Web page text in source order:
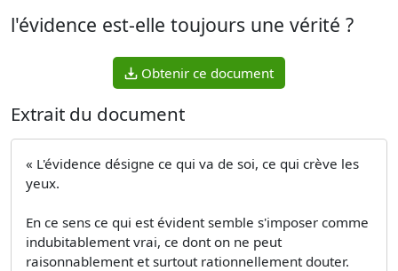
l'évidence est-elle toujours une vérité ?
Obtenir ce document
Extrait du document
« L'évidence désigne ce qui va de soi, ce qui crève les
yeux.
En ce sens ce qui est évident semble s'imposer comme
indubitablement vrai, ce dont on ne peut
raisonnablement et surtout rationnellement douter.